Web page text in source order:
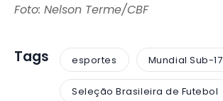
Foto: Nelson Terme/CBF
Tags esportes Mundial Sub-17
Seleção Brasileira de Futebol